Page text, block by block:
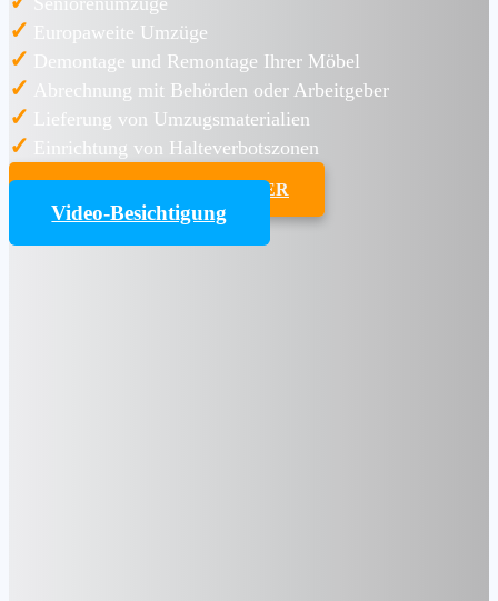
✓ Europaweite Umzüge
✓ Demontage und Remontage Ihrer Möbel
✓ Abrechnung mit Behörden oder Arbeitgeber
✓ Lieferung von Umzugsmaterialien
✓ Einrichtung von Halteverbotszonen
UMZUGSKOSTENRECHNER
Video-Besichtigung